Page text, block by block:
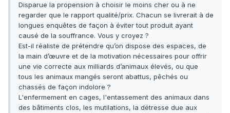
Disparue la propension à choisir le moins cher ou à ne
regarder que le rapport qualité/prix. Chacun se livrerait à de
longues enquêtes de façon à éviter tout produit ayant
causé de la souffrance. Vous y croyez ?
Est-il réaliste de prétendre qu’on dispose des espaces, de
la main d’œuvre et de la motivation nécessaires pour offrir
une vie correcte aux milliards d’animaux élevés, ou que
tous les animaux mangés seront abattus, pêchés ou
chassés de façon indolore ?
L'enfermement en cages, l'entassement des animaux dans
des bâtiments clos, les mutilations, la détresse due aux